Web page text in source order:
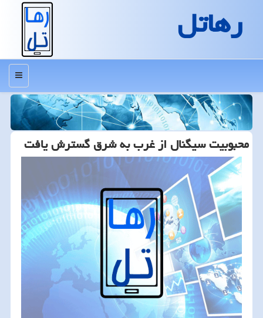
رهاتل
منو
محبوبیت سیگنال از غرب به شرق گسترش یافت